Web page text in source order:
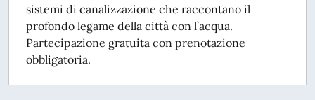
sistemi di canalizzazione che raccontano il
profondo legame della città con l’acqua.
Partecipazione gratuita con prenotazione
obbligatoria.